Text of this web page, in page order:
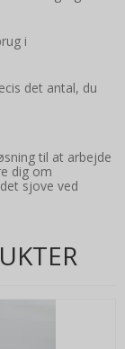
i
det antal, du
til at arbejde
dig om
sjove ved